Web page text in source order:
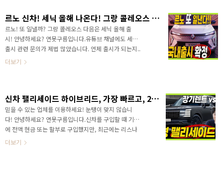
펜션이 XC60에 적용되었습니다. 신형 XC60은 대형
SUV XC90과 어떤 차이가 있는지 영상으로 만나보세
요!&nbsp;&nbsp;"> 신차를 구입할 때 가격이 가장 중
요하죠? 그럼 XC60 플러스 트림과 XC60 울트라 트림
을 좀 더 추천해 드릴 수..
르노 신차! 세닉 올해 나온다! 그랑 콜레오스 인기 뛰어넘을까? #renault #scenic #etech #오로라2 #시닉
르노! 또 일낼까? 그랑 콜레오스 다음은 세닉 올해 출
시! 안녕하세요? 연못구름입니다.유튜브 채널에도 세닉
출시 관련 문의가 제법 많았습니다. 언제 출시가 되는지..
내년에 출시됩니까? 이런 질문이 많았습니다. 출시일은
죠! 영상으로 올해 출시 예정인 르노 신차 소식을 만나보
세요!&nbsp;&nbsp;"> 세닉은 멋진 외부 디자인에
혁신적인 운전자 공간, 패밀리를 위한 솔라베이 기능까지
탑재되면서 기대감이 높아지고 있습니다. 착한 가격으로
출시될 수 있다면 그랑 콜레오스처럼 판도를 흔들 수 있
는 차량이 될 것 같은데.. 어떤..
더보기
신차 팰리세이드 하이브리드, 가장 빠르고, 2%캐시백받고 출고하는 방법! 연못구름*웰카 리스/렌트 믿고 알아보세요!
믿을 수 있는 업체를 이용하세요! 눈탱이 맞지 않습니
다! 안녕하세요? 연못구름입니다.신차를 구입할 때 기존
에 전액 현금 또는 할부로 구입했지만, 최근에는 리스나
렌트로 이용하는 경우가 크게 늘어났습니다.잘 알고 선
더보기